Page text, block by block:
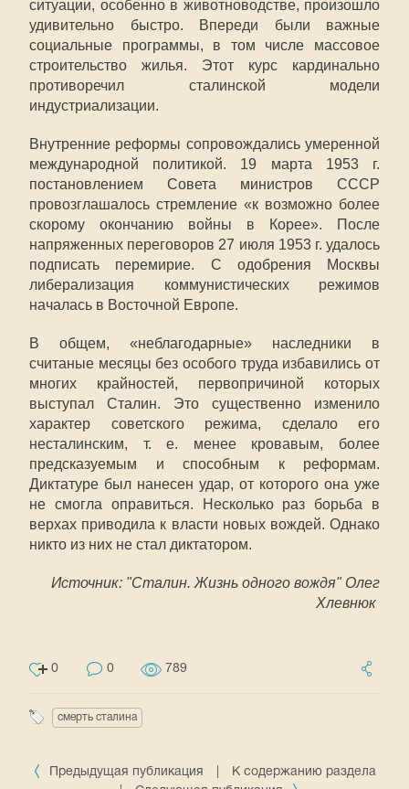
ситуации, особенно в животноводстве, произошло
удивительно быстро. Впереди были важные
социальные программы, в том числе массовое
строительство жилья. Этот курс кардинально
противоречил сталинской модели
индустриализации.
Внутренние реформы сопровождались умеренной
международной политикой. 19 марта 1953 г.
постановлением Совета министров СССР
провозглашалось стремление «к возможно более
скорому окончанию войны в Корее». После
напряженных переговоров 27 июля 1953 г. удалось
подписать перемирие. С одобрения Москвы
либерализация коммунистических режимов
началась в Восточной Европе.
В общем, «неблагодарные» наследники в
считаные месяцы без особого труда избавились от
многих крайностей, первопричиной которых
выступал Сталин. Это существенно изменило
характер советского режима, сделало его
несталинским, т. е. менее кровавым, более
предсказуемым и способным к реформам.
Диктатуре был нанесен удар, от которого она уже
не смогла оправиться. Несколько раз борьба в
верхах приводила к власти новых вождей. Однако
никто из них не стал диктатором.
Источник: "Сталин. Жизнь одного вождя" Олег
Хлевнюк
0 0 789
смерть сталина
Предыдущая публикация
К содержанию раздела